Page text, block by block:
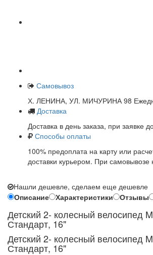
Самовывоз
Х. ЛЕНИНА, УЛ. МИЧУРИНА 98
Доставка
Доставка в день заказа, при заявке
Способы оплаты
100% предоплата на карту или
доставки курьером. При самовывозе
Нашли дешевле, сделаем еще дешевле
Описание
Характеристики Отзывы
Детский 2- колесный велосипед
Стандарт, 16"
Детский 2- колесный велосипед
Стандарт, 16"